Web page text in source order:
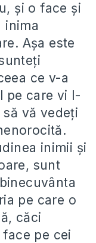
și o face și
inima
Așa este
ce v-a
pe care vi l-
vă vedeți
inimii și
sunt
pe care o
căci
pe cei